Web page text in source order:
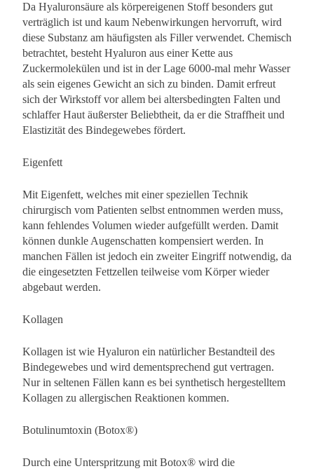
Da Hyaluronsäure als körpereigenen Stoff besonders gut
verträglich ist und kaum Nebenwirkungen hervorruft, wird
diese Substanz am häufigsten als Filler verwendet. Chemisch
betrachtet, besteht Hyaluron aus einer Kette aus
Zuckermolekülen und ist in der Lage 6000-mal mehr Wasser
als sein eigenes Gewicht an sich zu binden. Damit erfreut
sich der Wirkstoff vor allem bei altersbedingten Falten und
schlaffer Haut äußerster Beliebtheit, da er die Straffheit und
Elastizität des Bindegewebes fördert.
Eigenfett
Mit Eigenfett, welches mit einer speziellen Technik
chirurgisch vom Patienten selbst entnommen werden muss,
kann fehlendes Volumen wieder aufgefüllt werden. Damit
können dunkle Augenschatten kompensiert werden. In
manchen Fällen ist jedoch ein zweiter Eingriff notwendig, da
die eingesetzten Fettzellen teilweise vom Körper wieder
abgebaut werden.
Kollagen
Kollagen ist wie Hyaluron ein natürlicher Bestandteil des
Bindegewebes und wird dementsprechend gut vertragen.
Nur in seltenen Fällen kann es bei synthetisch hergestelltem
Kollagen zu allergischen Reaktionen kommen.
Botulinumtoxin (Botox®)
Durch eine Unterspritzung mit Botox® wird die